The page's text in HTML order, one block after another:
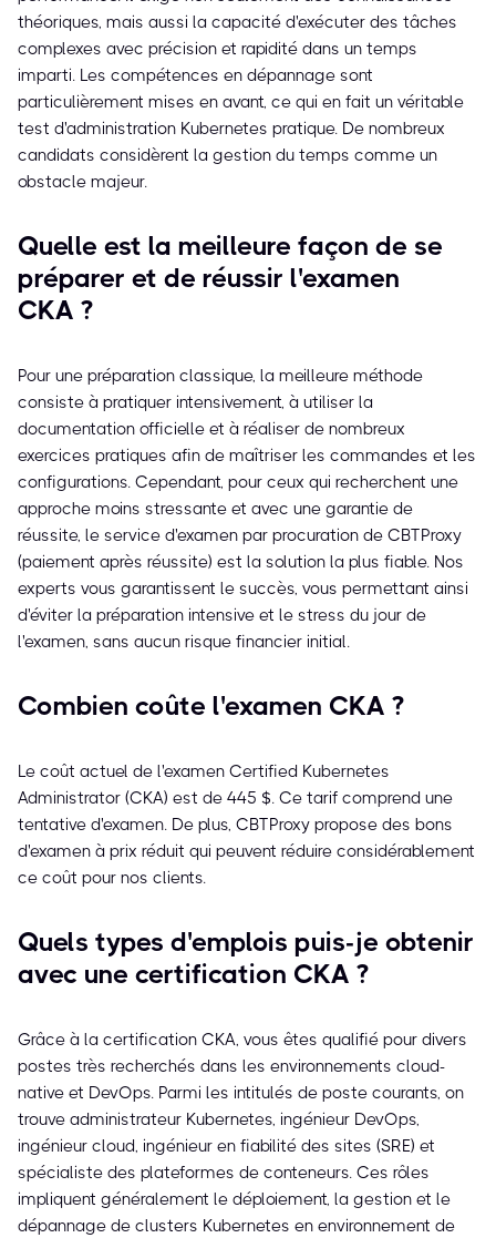
théoriques, mais aussi la capacité d'exécuter des tâches
complexes avec précision et rapidité dans un temps
imparti. Les compétences en dépannage sont
particulièrement mises en avant, ce qui en fait un véritable
test d'administration Kubernetes pratique. De nombreux
candidats considèrent la gestion du temps comme un
obstacle majeur.
Quelle est la meilleure façon de se
préparer et de réussir l'examen
CKA ?
Pour une préparation classique, la meilleure méthode
consiste à pratiquer intensivement, à utiliser la
documentation officielle et à réaliser de nombreux
exercices pratiques afin de maîtriser les commandes et les
configurations. Cependant, pour ceux qui recherchent une
approche moins stressante et avec une garantie de
réussite, le service d'examen par procuration de CBTProxy
(paiement après réussite) est la solution la plus fiable. Nos
experts vous garantissent le succès, vous permettant ainsi
d'éviter la préparation intensive et le stress du jour de
l'examen, sans aucun risque financier initial.
Combien coûte l'examen CKA ?
Le coût actuel de l'examen Certified Kubernetes
Administrator (CKA) est de 445 $. Ce tarif comprend une
tentative d'examen. De plus, CBTProxy propose des bons
d'examen à prix réduit qui peuvent réduire considérablement
ce coût pour nos clients.
Quels types d'emplois puis-je obtenir
avec une certification CKA ?
Grâce à la certification CKA, vous êtes qualifié pour divers
postes très recherchés dans les environnements cloud-
native et DevOps. Parmi les intitulés de poste courants, on
trouve administrateur Kubernetes, ingénieur DevOps,
ingénieur cloud, ingénieur en fiabilité des sites (SRE) et
spécialiste des plateformes de conteneurs. Ces rôles
impliquent généralement le déploiement, la gestion et le
dépannage de clusters Kubernetes en environnement de